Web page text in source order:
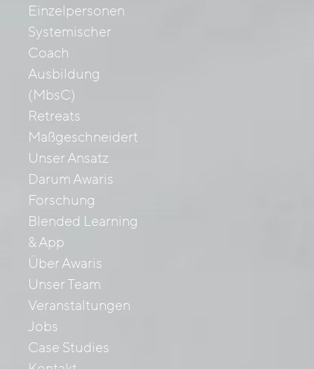
Einzelpersonen
Systemischer
Coach
Ausbildung
(MbsC)
Retreats
Maßgeschneidert
Unser Ansatz
Darum Awaris
Forschung
Blended Learning
& App
Über Awaris
Unser Team
Veranstaltungen
Jobs
Case Studies